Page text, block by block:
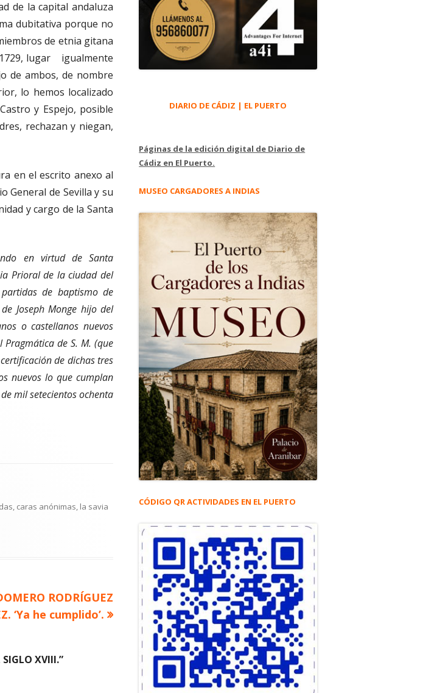
de la capital andaluza
dubitativa porque no
de etnia gitana
1729, lugar igualmente
de ambos, de nombre
lo hemos localizado
y Espejo, posible
rechazan y niegan,
en el escrito anexo al
General de Sevilla y su
y cargo de la Santa
en virtud de Santa
Prioral de la ciudad del
de baptismo de
Joseph Monge hijo del
o castellanos nuevos
de S. M. (que
de dichas tres
nuevos lo que cumplan
mil setecientos ochenta
caras anónimas, la savia
RODRÍGUEZ
‘Ya he cumplido’.
SIGLO XVIII.”
DIARIO DE CÁDIZ | EL PUERTO
Páginas de la edición digital de Diario de
Cádiz en El Puerto.
MUSEO CARGADORES A INDIAS
CÓDIGO QR ACTIVIDADES EN EL PUERTO